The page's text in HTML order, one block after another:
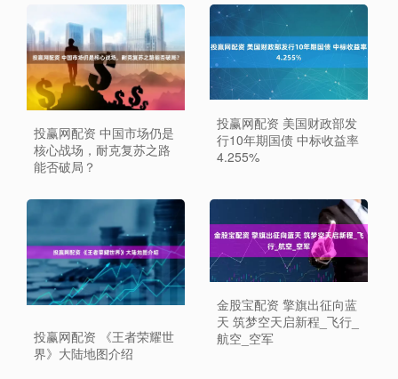
投赢网配资 中国市场仍是
核心战场，耐克复苏之路
能否破局？
投赢网配资 美国财政部发
行10年期国债 中标收益率
4.255%
投赢网配资 《王者荣耀世
界》大陆地图介绍
金股宝配资 擎旗出征向蓝
天 筑梦空天启新程_飞行_
航空_空军